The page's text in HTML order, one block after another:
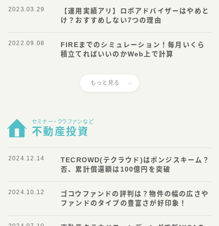
【運用実績アリ】ロボアドバイザーはやめと
け？おすすめしない7つの理由
2023.03.29
FIREまでのシミュレーション！毎月いくら
積立てればいいのかWeb上で計算
2022.09.08
もっと見る
セミナー・クラファンなど
不動産投資
TECROWD(テクラウド)はポンジスキーム？
否、累計償還額は100億円を突破
2024.12.14
ゴコウファンドの評判は？物件の幅の広さや
ファンドのタイプの豊富さが好印象！
2024.10.12